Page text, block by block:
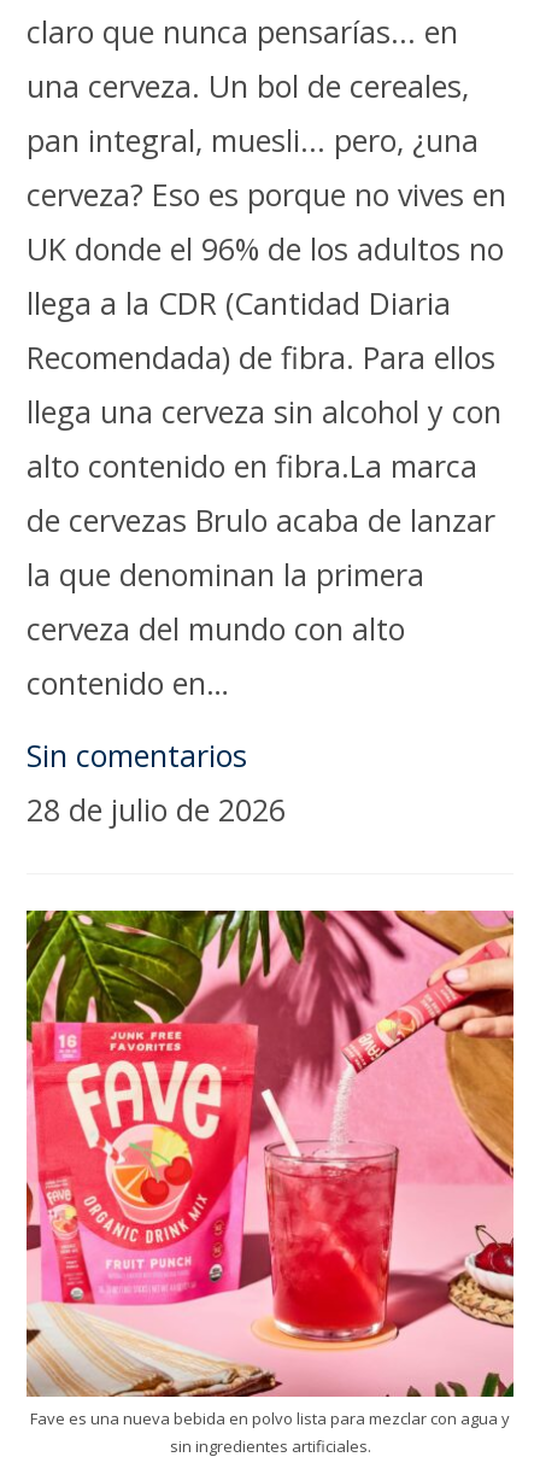
claro que nunca pensarías... en
una cerveza. Un bol de cereales,
pan integral, muesli... pero, ¿una
cerveza? Eso es porque no vives en
UK donde el 96% de los adultos no
llega a la CDR (Cantidad Diaria
Recomendada) de fibra. Para ellos
llega una cerveza sin alcohol y con
alto contenido en fibra.La marca
de cervezas Brulo acaba de lanzar
la que denominan la primera
cerveza del mundo con alto
contenido en…
Sin comentarios
28 de julio de 2026
Fave es una nueva bebida en polvo lista para mezclar con agua y
sin ingredientes artificiales.